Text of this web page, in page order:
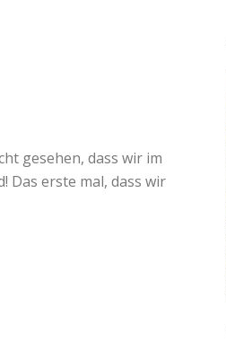
gesehen, dass wir im
Das erste mal, dass wir